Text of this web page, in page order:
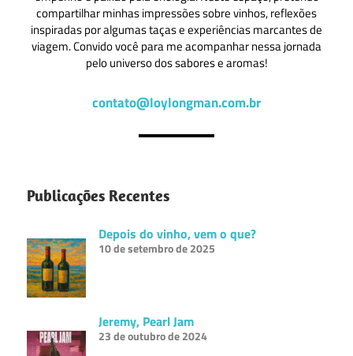
compartilhar minhas impressões sobre vinhos, reflexões
inspiradas por algumas taças e experiências marcantes de
viagem. Convido você para me acompanhar nessa jornada
pelo universo dos sabores e aromas!
contato@loylongman.com.br
Publicações Recentes
Depois do vinho, vem o que?
10 de setembro de 2025
Jeremy, Pearl Jam
23 de outubro de 2024